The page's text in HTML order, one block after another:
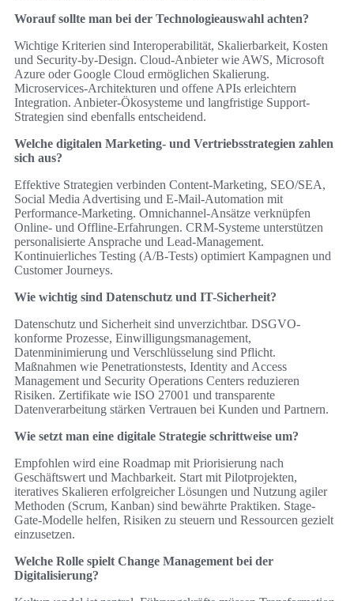
Worauf sollte man bei der Technologieauswahl achten?
Wichtige Kriterien sind Interoperabilität, Skalierbarkeit, Kosten
und Security-by-Design. Cloud-Anbieter wie AWS, Microsoft
Azure oder Google Cloud ermöglichen Skalierung.
Microservices-Architekturen und offene APIs erleichtern
Integration. Anbieter-Ökosysteme und langfristige Support-
Strategien sind ebenfalls entscheidend.
Welche digitalen Marketing- und Vertriebsstrategien zahlen
sich aus?
Effektive Strategien verbinden Content-Marketing, SEO/SEA,
Social Media Advertising und E-Mail-Automation mit
Performance-Marketing. Omnichannel-Ansätze verknüpfen
Online- und Offline-Erfahrungen. CRM-Systeme unterstützen
personalisierte Ansprache und Lead-Management.
Kontinuierliches Testing (A/B-Tests) optimiert Kampagnen und
Customer Journeys.
Wie wichtig sind Datenschutz und IT-Sicherheit?
Datenschutz und Sicherheit sind unverzichtbar. DSGVO-
konforme Prozesse, Einwilligungsmanagement,
Datenminimierung und Verschlüsselung sind Pflicht.
Maßnahmen wie Penetrationstests, Identity and Access
Management und Security Operations Centers reduzieren
Risiken. Zertifikate wie ISO 27001 und transparente
Datenverarbeitung stärken Vertrauen bei Kunden und Partnern.
Wie setzt man eine digitale Strategie schrittweise um?
Empfohlen wird eine Roadmap mit Priorisierung nach
Geschäftswert und Machbarkeit. Start mit Pilotprojekten,
iteratives Skalieren erfolgreicher Lösungen und Nutzung agiler
Methoden (Scrum, Kanban) sind bewährte Praktiken. Stage-
Gate-Modelle helfen, Risiken zu steuern und Ressourcen gezielt
einzusetzen.
Welche Rolle spielt Change Management bei der
Digitalisierung?